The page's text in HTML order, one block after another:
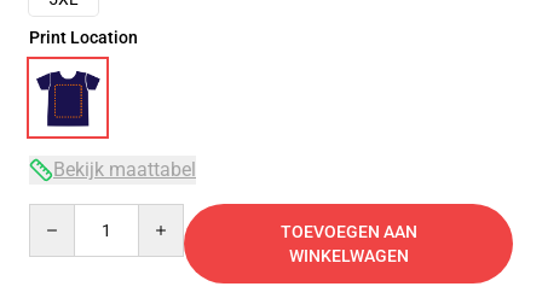
Print Location
Bekijk maattabel
TOEVOEGEN AAN
WINKELWAGEN